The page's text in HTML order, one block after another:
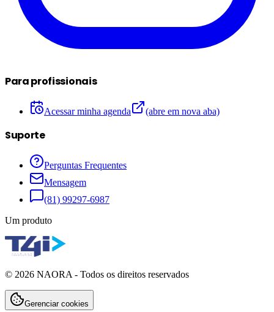
Para profissionais
Acessar minha agenda (abre em nova aba)
Suporte
Perguntas Frequentes
Mensagem
(81) 99297-6987
Um produto
© 2026 NAORA - Todos os direitos reservados
Gerenciar cookies